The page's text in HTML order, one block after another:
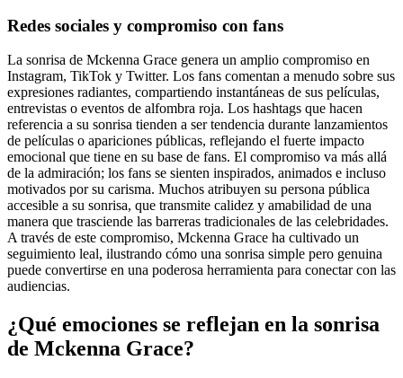
Redes sociales y compromiso con fans
La sonrisa de Mckenna Grace genera un amplio compromiso en
Instagram, TikTok y Twitter. Los fans comentan a menudo sobre sus
expresiones radiantes, compartiendo instantáneas de sus películas,
entrevistas o eventos de alfombra roja. Los hashtags que hacen
referencia a su sonrisa tienden a ser tendencia durante lanzamientos
de películas o apariciones públicas, reflejando el fuerte impacto
emocional que tiene en su base de fans. El compromiso va más allá
de la admiración; los fans se sienten inspirados, animados e incluso
motivados por su carisma. Muchos atribuyen su persona pública
accesible a su sonrisa, que transmite calidez y amabilidad de una
manera que trasciende las barreras tradicionales de las celebridades.
A través de este compromiso, Mckenna Grace ha cultivado un
seguimiento leal, ilustrando cómo una sonrisa simple pero genuina
puede convertirse en una poderosa herramienta para conectar con las
audiencias.
¿Qué emociones se reflejan en la sonrisa
de Mckenna Grace?